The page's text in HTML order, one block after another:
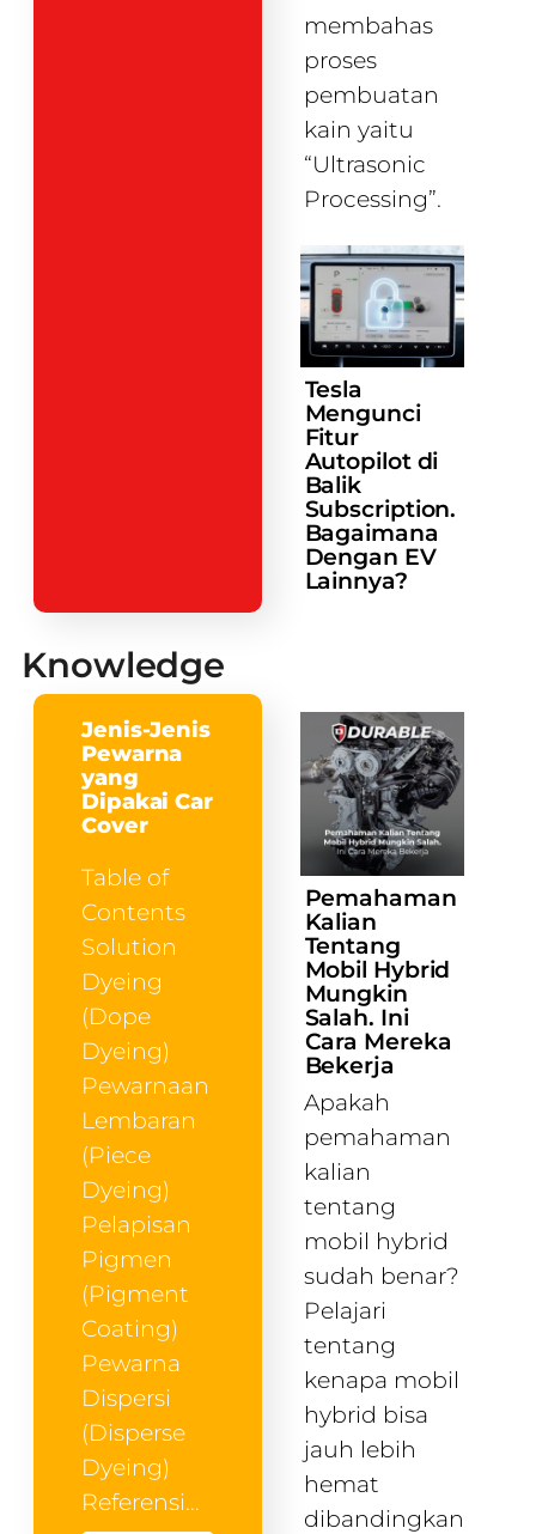
membahas
proses
pembuatan
kain yaitu
“Ultrasonic
Processing”.
Tesla
Mengunci
Fitur
Autopilot di
Balik
Subscription.
Bagaimana
Dengan EV
Lainnya?
Knowledge
Jenis-Jenis
Pewarna
yang
Dipakai Car
Cover
Table of
Contents
Solution
Dyeing
(Dope
Dyeing)
Pewarnaan
Lembaran
(Piece
Dyeing)
Pelapisan
Pigmen
(Pigment
Coating)
Pewarna
Dispersi
(Disperse
Dyeing)
Referensi…
Pemahaman
Kalian
Tentang
Mobil Hybrid
Mungkin
Salah. Ini
Cara Mereka
Bekerja
Apakah
pemahaman
kalian
tentang
mobil hybrid
sudah benar?
Pelajari
tentang
kenapa mobil
hybrid bisa
jauh lebih
hemat
dibandingkan